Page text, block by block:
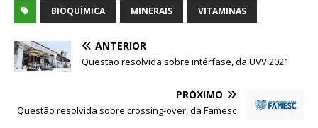
BIOQUÍMICA MINERAIS VITAMINAS
ANTERIOR
Questão resolvida sobre intérfase, da UVV 2021
PRÓXIMO
Questão resolvida sobre crossing-over, da Famesc